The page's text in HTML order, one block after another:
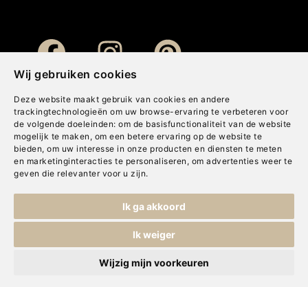
Wij gebruiken cookies
Deze website maakt gebruik van cookies en andere
trackingtechnologieën om uw browse-ervaring te verbeteren voor
de volgende doeleinden: om de basisfunctionaliteit van de website
mogelijk te maken , om een betere ervaring op de website te
bieden, om uw interesse in onze producten en diensten te meten
en marketinginteracties te personaliseren , om advertenties weer te
geven die relevanter voor u zijn.
Ik ga akkoord
Ik weiger
Wijzig mijn voorkeuren
Cookies